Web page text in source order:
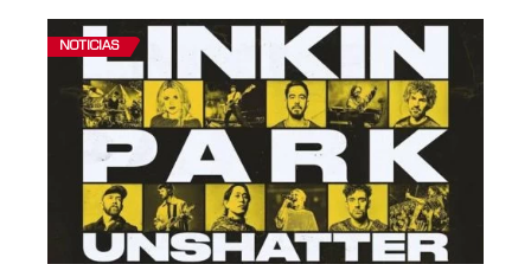
NOTICIAS